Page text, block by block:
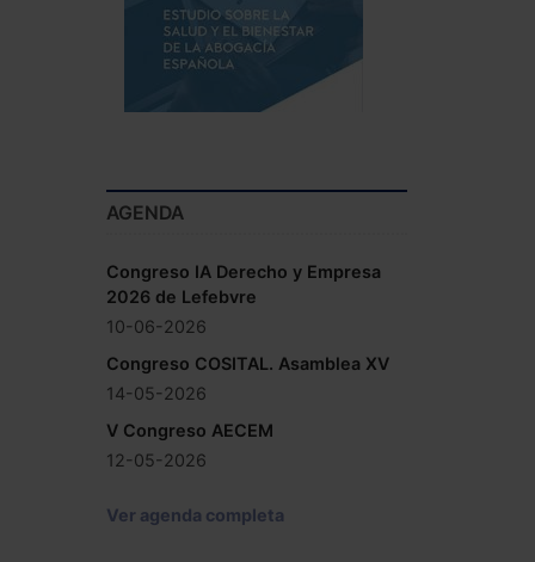
AGENDA
Congreso IA Derecho y Empresa
2026 de Lefebvre
10-06-2026
Congreso COSITAL. Asamblea XV
14-05-2026
V Congreso AECEM
12-05-2026
Ver agenda completa